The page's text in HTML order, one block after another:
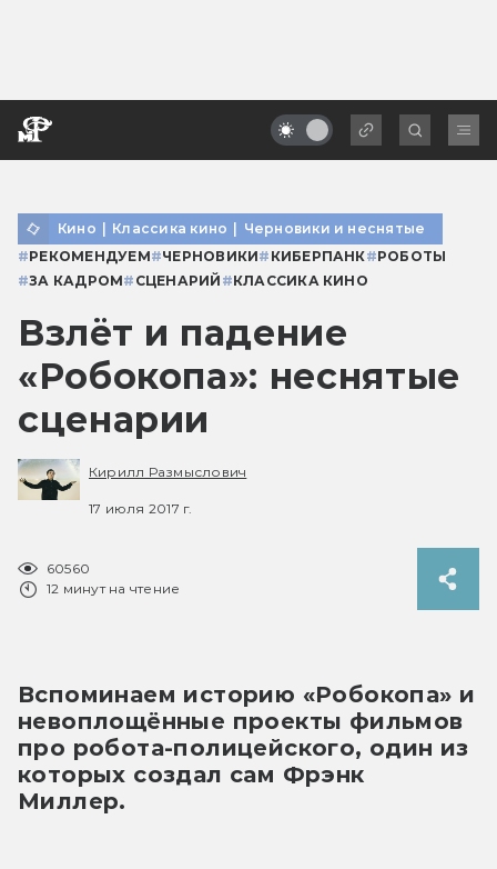
Кино | Классика кино | Черновики и неснятые
#РЕКОМЕНДУЕМ#ЧЕРНОВИКИ# КИБЕРПАНК#РОБОТЫ
#ЗА КАДРОМ# СЦЕНАРИЙ #КЛАССИКА КИНО
Взлёт и падение
«Робокопа»: неснятые
сценарии
Кирилл Размыслович
17 июля 2017 г.
60560
12 минут на чтение
Вспоминаем историю «Робокопа» и
невоплощённые проекты фильмов
про робота-полицейского, один из
которых создал сам Фрэнк
Миллер.